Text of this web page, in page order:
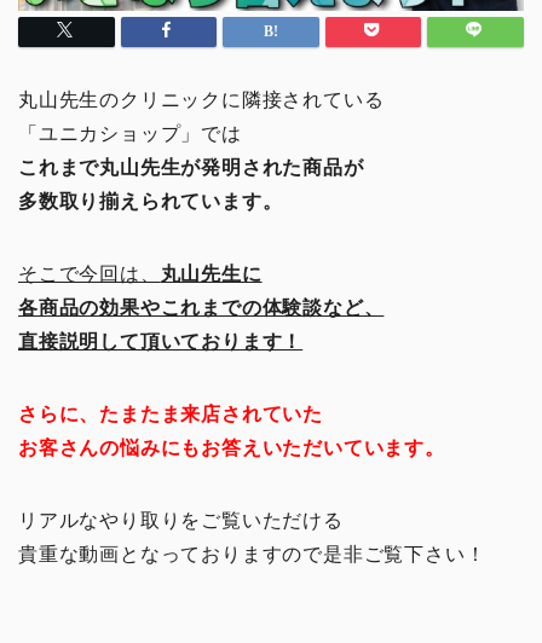
丸山先生のクリニックに隣接されている
「ユニカショップ」では
これまで丸山先生が発明された商品が
多数取り揃えられています。
そこで今回は、 丸山先生に
各商品の効果やこれまでの体験談など、
直接説明して頂いております！
さらに、たまたま来店されていた
お客さんの悩みにもお答えいただいています。
リアルなやり取りをご覧いただける
貴重な動画となっておりますので是非ご覧下さい！